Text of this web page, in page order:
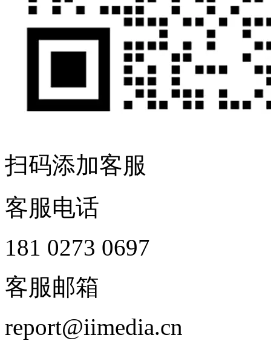
扫码添加客服
客服电话
181 0273 0697
客服邮箱
report@iimedia.cn